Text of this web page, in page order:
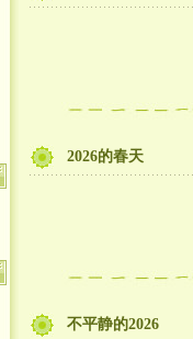
2026的春天
不平静的2026